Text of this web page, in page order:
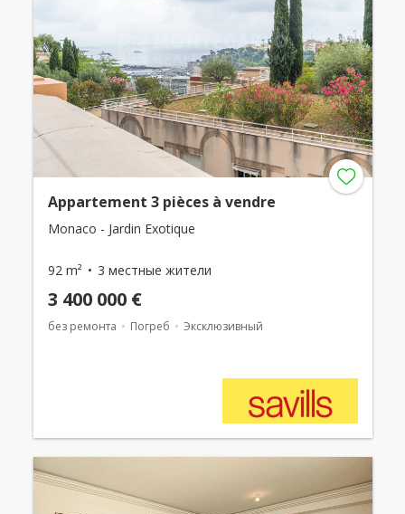
Appartement 3 pièces à vendre
Monaco - Jardin Exotique
92 m² 3 местные жители
3 400 000 €
без ремонта Погреб Эксклюзивный